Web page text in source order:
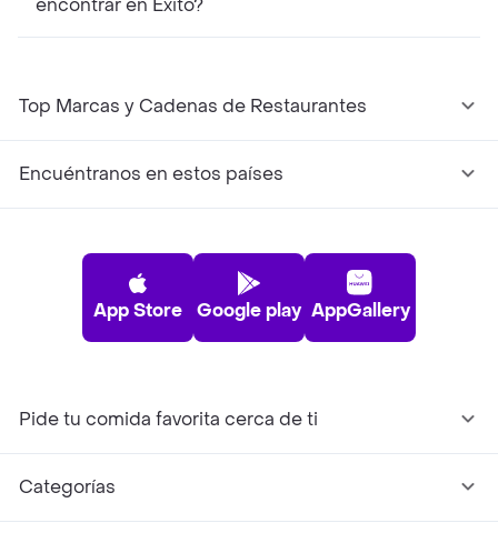
encontrar en Éxito?
Top Marcas y Cadenas de Restaurantes
Encuéntranos en estos países
App Store Google play AppGallery
Pide tu comida favorita cerca de ti
Categorías